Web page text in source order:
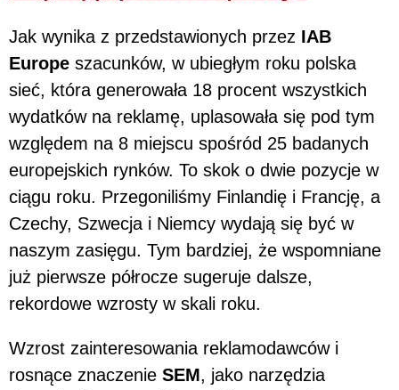
Jak wynika z przedstawionych przez IAB
Europe szacunków, w ubiegłym roku polska
sieć, która generowała 18 procent wszystkich
wydatków na reklamę, uplasowała się pod tym
względem na 8 miejscu spośród 25 badanych
europejskich rynków. To skok o dwie pozycje w
ciągu roku. Przegoniliśmy Finlandię i Francję, a
Czechy, Szwecja i Niemcy wydają się być w
naszym zasięgu. Tym bardziej, że wspomniane
już pierwsze półrocze sugeruje dalsze,
rekordowe wzrosty w skali roku.
Wzrost zainteresowania reklamodawców i
rosnące znaczenie SEM, jako narzędzia